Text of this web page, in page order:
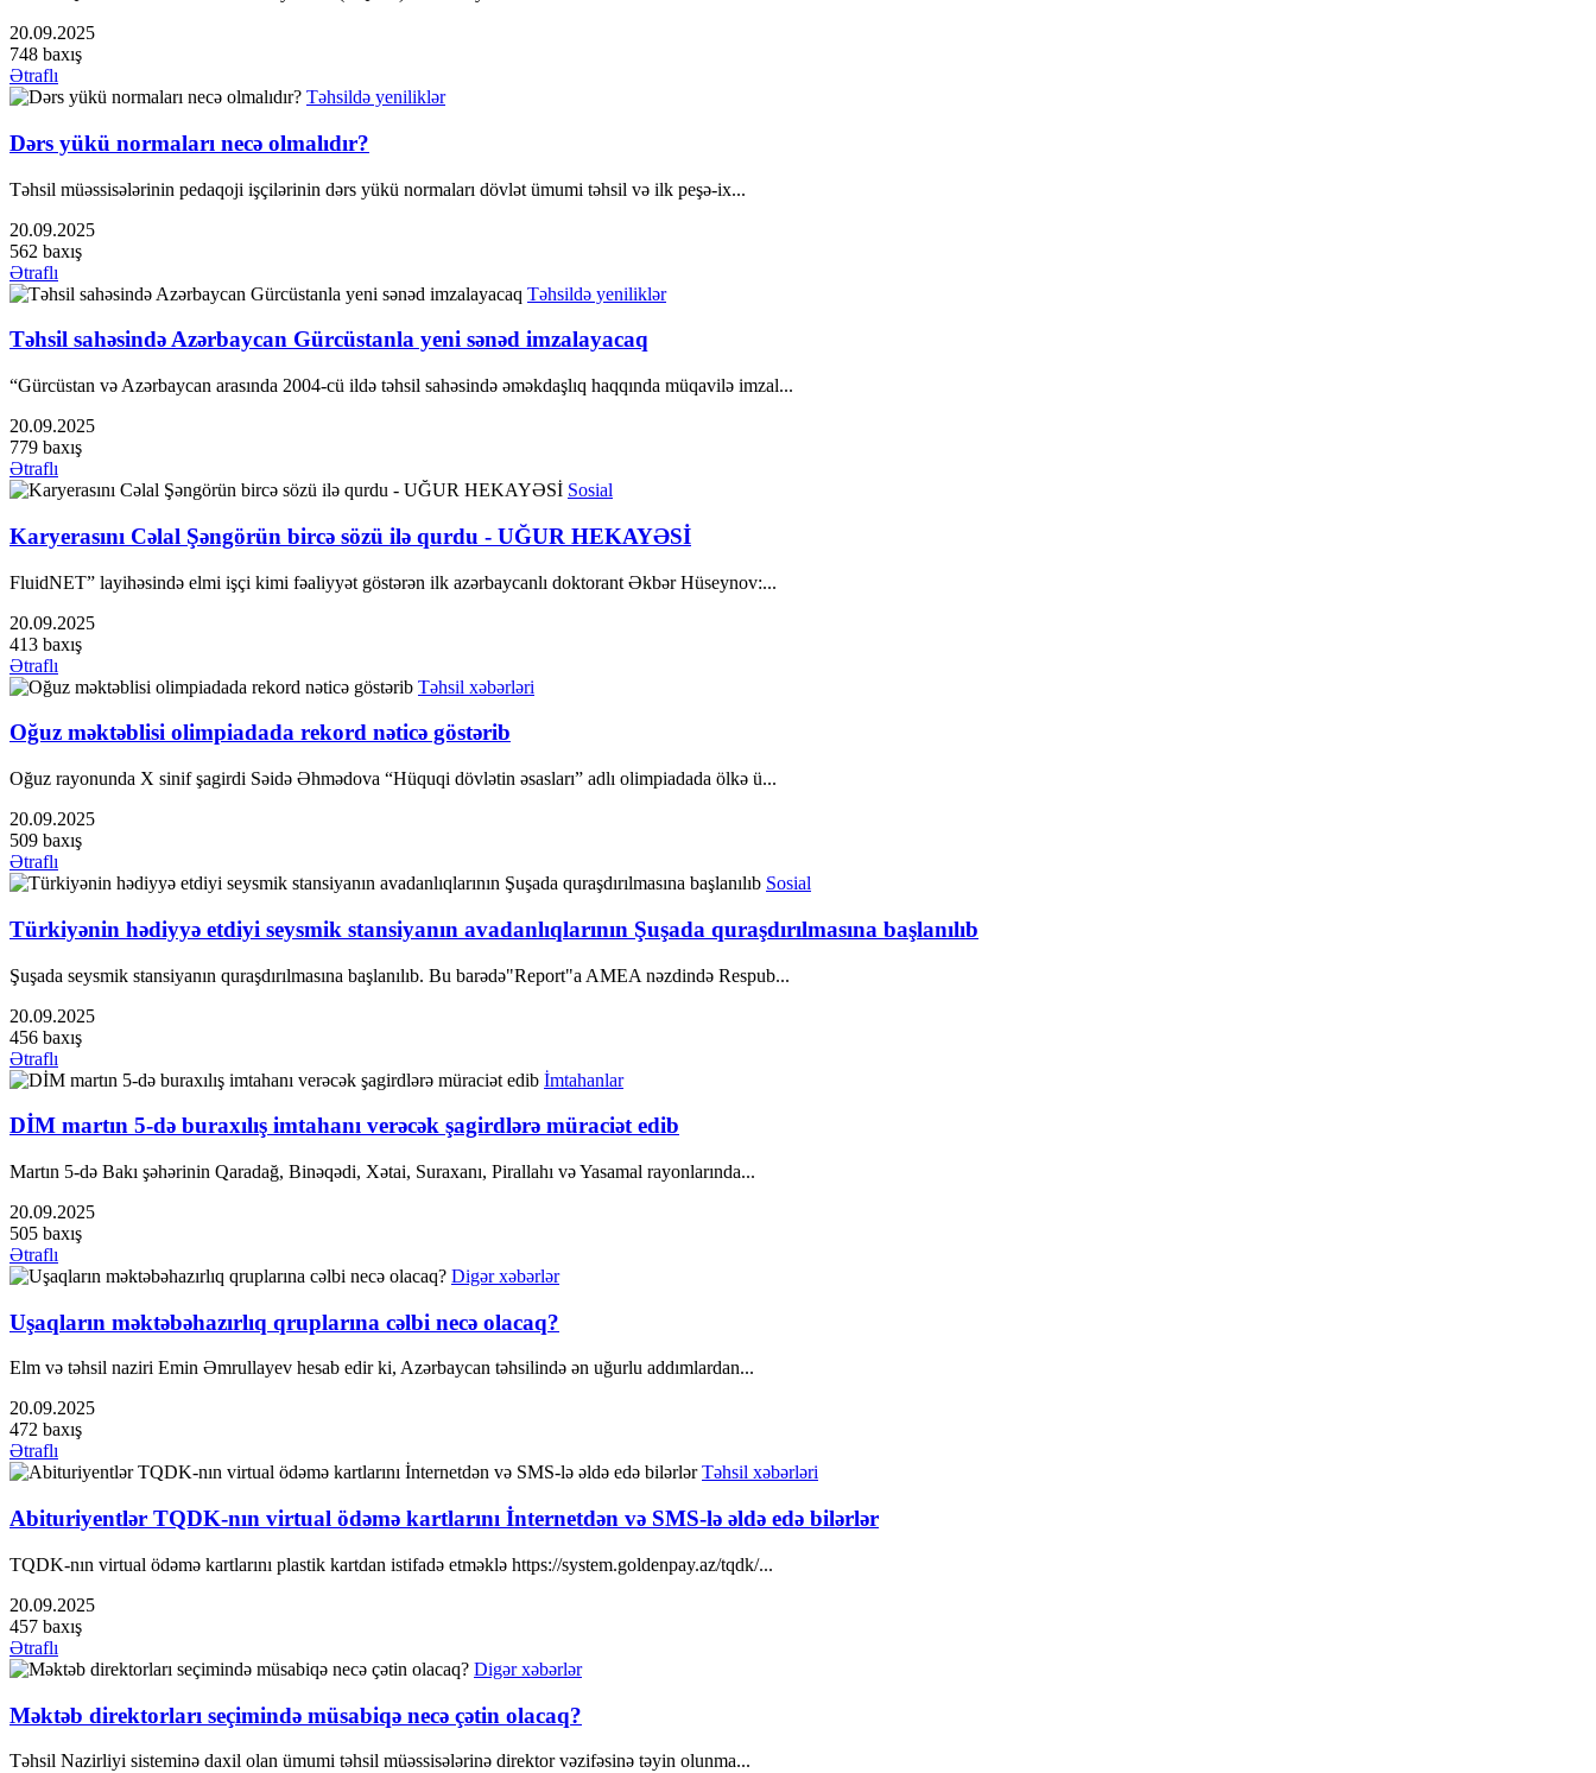
20.09.2025
748 baxış
Ətraflı
Təhsildə yeniliklər
Dərs yükü normaları necə olmalıdır?
Təhsil müəssisələrinin pedaqoji işçilərinin dərs yükü normaları dövlət ümumi təhsil və ilk peşə-ix...
20.09.2025
562 baxış
Ətraflı
Təhsildə yeniliklər
Təhsil sahəsində Azərbaycan Gürcüstanla yeni sənəd imzalayacaq
“Gürcüstan və Azərbaycan arasında 2004-cü ildə təhsil sahəsində əməkdaşlıq haqqında müqavilə imzal...
20.09.2025
779 baxış
Ətraflı
Sosial
Karyerasını Cəlal Şəngörün bircə sözü ilə qurdu - UĞUR HEKAYƏSİ
FluidNET” layihəsində elmi işçi kimi fəaliyyət göstərən ilk azərbaycanlı doktorant Əkbər Hüseynov:...
20.09.2025
413 baxış
Ətraflı
Təhsil xəbərləri
Oğuz məktəblisi olimpiadada rekord nəticə göstərib
Oğuz rayonunda X sinif şagirdi Səidə Əhmədova “Hüquqi dövlətin əsasları” adlı olimpiadada ölkə ü...
20.09.2025
509 baxış
Ətraflı
Sosial
Türkiyənin hədiyyə etdiyi seysmik stansiyanın avadanlıqlarının Şuşada quraşdırılmasına başlanılıb
Şuşada seysmik stansiyanın quraşdırılmasına başlanılıb. Bu barədə"Report"a AMEA nəzdində Respub...
20.09.2025
456 baxış
Ətraflı
İmtahanlar
DİM martın 5-də buraxılış imtahanı verəcək şagirdlərə müraciət edib
Martın 5-də Bakı şəhərinin Qaradağ, Binəqədi, Xətai, Suraxanı, Pirallahı və Yasamal rayonlarında...
20.09.2025
505 baxış
Ətraflı
Digər xəbərlər
Uşaqların məktəbəhazırlıq qruplarına cəlbi necə olacaq?
Elm və təhsil naziri Emin Əmrullayev hesab edir ki, Azərbaycan təhsilində ən uğurlu addımlardan...
20.09.2025
472 baxış
Ətraflı
Təhsil xəbərləri
Abituriyentlər TQDK-nın virtual ödəmə kartlarını İnternetdən və SMS-lə əldə edə bilərlər
TQDK-nın virtual ödəmə kartlarını plastik kartdan istifadə etməklə https://system.goldenpay.az/tqdk/...
20.09.2025
457 baxış
Ətraflı
Digər xəbərlər
Məktəb direktorları seçimində müsabiqə necə çətin olacaq?
Təhsil Nazirliyi sisteminə daxil olan ümumi təhsil müəssisələrinə direktor vəzifəsinə təyin olunma...